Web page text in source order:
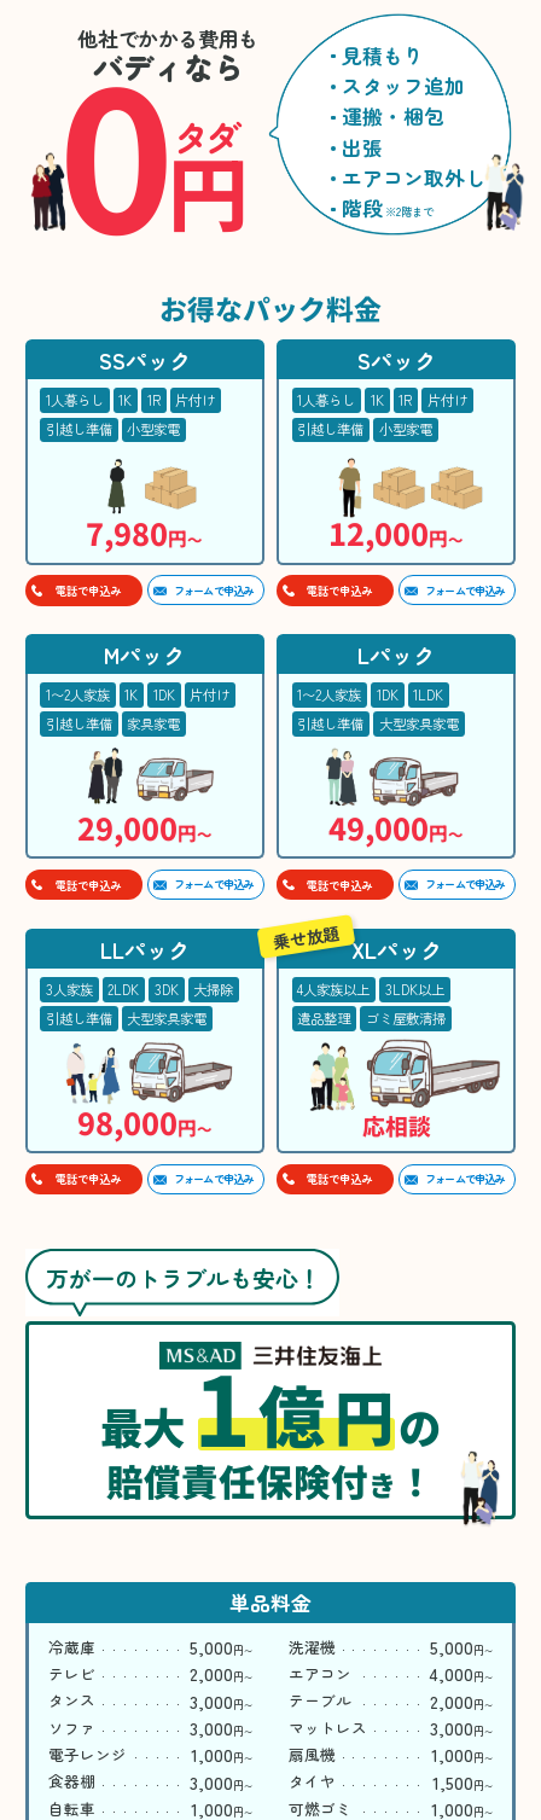
他社でかかる費用も
バディなら
0円
タダ
見積もり
スタッフ追加
運搬・梱包
出張
エアコン取外し
階段 ※2階まで
お得なパック料金
SSパック
1人暮らし 1K 1R
片付け
引越し準備
小型家電
7,980円〜
電話で申込み フォームで申込み
Sパック
1人暮らし 1K 1R
片付け
引越し準備
小型家電
12,000円〜
電話で申込み フォームで申込み
Mパック
1〜2人家族 1K 1DK
片付け
引越し準備
家具家電
29,000円〜
電話で申込み フォームで申込み
Lパック
1〜2人家族 1DK
1LDK
引越し準備
大型家具家電
49,000円〜
電話で申込み フォームで申込み
LLパック
3人家族 2LDK 3DK
大掃除
引越し準備
大型家具家電
98,000円〜
電話で申込み フォームで申込み
XLパック
4人家族以上
3LDK以上
遺品整理
ゴミ屋敷清掃
応相談
乗せ放題
電話で申込み フォームで申込み
万が一のトラブルも安心！
最大1億円の
賠償責任保険付き ！
単品料金
冷蔵庫 5,000円〜 洗濯機 5,000円〜
テレビ 2,000円〜 エアコン 4,000円〜
タンス 3,000円〜 テーブル 2,000円〜
ソファ 3,000円〜 マットレス 3,000円〜
電子レンジ 1,000円〜 扇風機 1,000円〜
食器棚 3,000円〜 タイヤ 1,500円〜
自転車 1,000円〜 可燃ゴミ 1,000円〜